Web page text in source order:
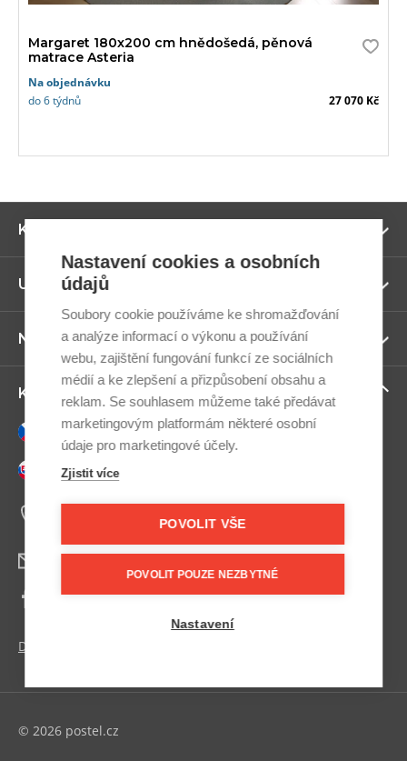
Margaret 180x200 cm hnědošedá, pěnová
matrace Asteria
Na objednávku
do 6 týdnů
27 070 Kč
Kategorie
Užitečné odkazy
Newsletter
Kontaktujte nás
Česky
Slovensky
+420 607 800 100
Facebook
Další kontakty
© 2026 postel.cz
Nastavení cookies a osobních
údajů
Soubory cookie používáme ke shromažďování
a analýze informací o výkonu a používání
webu, zajištění fungování funkcí ze sociálních
médií a ke zlepšení a přizpůsobení obsahu a
reklam. Se souhlasem můžeme také předávat
marketingovým platformám některé osobní
údaje pro marketingové účely.
Zjistit více
POVOLIT VŠE
POVOLIT POUZE NEZBYTNÉ
Nastavení